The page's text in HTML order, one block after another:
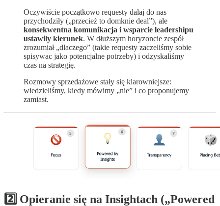
Oczywiście początkowo requesty dalaj do nas
przychodziły („przecież to domknie deal”), ale
konsekwentna komunikacja i wsparcie leadershipu
ustawiły kierunek. W dłuższym horyzoncie zespół
zrozumiał „dlaczego” (takie requesty zaczeliśmy sobie
spisywac jako potencjalne potrzeby) i odzyskaliśmy
czas na strategię.
Rozmowy sprzedażowe stały się klarowniejsze:
wiedzieliśmy, kiedy mówimy „nie” i co proponujemy
zamiast.
2️⃣ Opieranie się na Insightach („Powered